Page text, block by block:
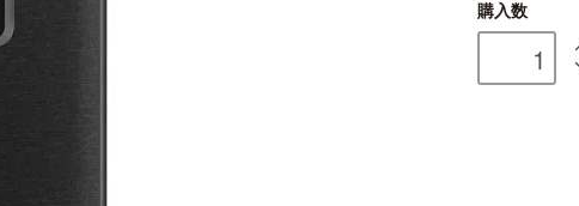
購入数